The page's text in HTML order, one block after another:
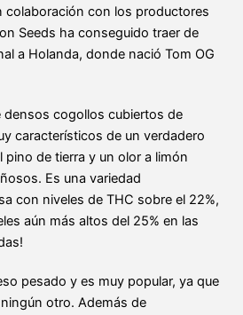
colaboración con los productores
Seeds ha conseguido traer de
a Holanda, donde nació Tom OG
densos cogollos cubiertos de
característicos de un verdadero
pino de tierra y un olor a limón
Es una variedad
con niveles de THC sobre el 22%,
aún más altos del 25% en las
pesado y es muy popular, ya que
otro. Además de